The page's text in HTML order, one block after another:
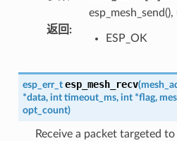
返回 :
ESP_OK
esp_err_t esp_mesh_recv(
*data, int timeout_ms, int *flag,
opt_count)
Receive a packet targeted